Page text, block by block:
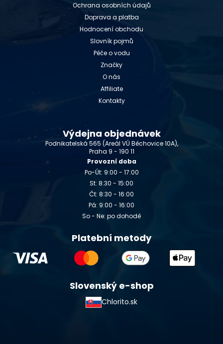
Ochrana osobních údajů
Doprava a platba
Hodnocení obchodu
Slovník pojmů
Péče o vodu
Značky
O nás
Affiliate
Kontakty
Výdejna objednávek
Podnikatelská 565 (Areál VÚ Běchovice 10A),
Praha 9 - 190 11
Provozní doba
Po-Út: 9:00 - 17:00
St: 8:30 - 15:00
Čt: 8:30 - 16:00
Pá: 9:00 - 16:00
So - Ne: po dohodě
Platební metody
Slovenský e-shop
Chlorito.sk